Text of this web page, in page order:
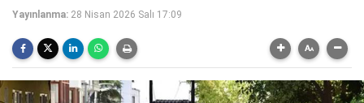
Yayınlanma: 28 Nisan 2026 Salı 17:09